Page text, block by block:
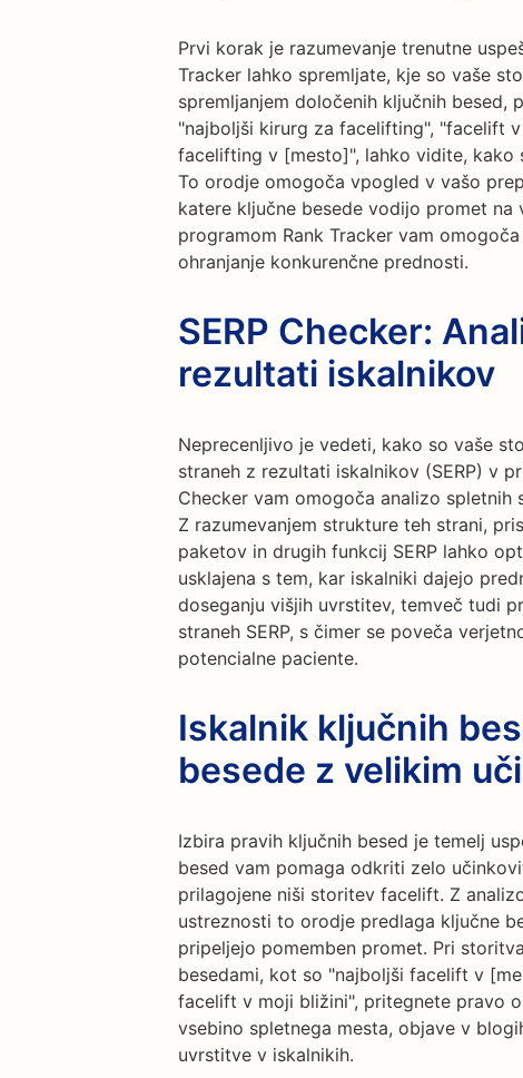
Prvi korak je razumevanje trenutne
Tracker lahko spremljate, kje so vaše
spremljanjem določenih ključnih
"najboljši kirurg za facelifting", "facelift
facelifting v [mesto]", lahko vidite, kako
To orodje omogoča vpogled v vašo
katere ključne besede vodijo promet na
programom Rank Tracker vam
ohranjanje konkurenčne prednosti.
SERP Checker:
rezultati iskalnikov
Neprecenljivo je vedeti, kako so vaše
straneh z rezultati iskalnikov (SERP) v
Checker vam omogoča analizo spletnih
Z razumevanjem strukture teh strani,
paketov in drugih funkcij SERP lahko
usklajena s tem, kar iskalniki dajejo
doseganju višjih uvrstitev, temveč tudi
straneh SERP, s čimer se poveča
potencialne paciente.
Iskalnik ključnih
besede z velikim
Izbira pravih ključnih besed je temelj
besed vam pomaga odkriti zelo
prilagojene niši storitev facelift. Z
ustreznosti to orodje predlaga ključne
pripeljejo pomemben promet. Pri
besedami, kot so "najboljši facelift v
facelift v moji bližini", pritegnete pravo
vsebino spletnega mesta, objave v
uvrstitve v iskalnikih.